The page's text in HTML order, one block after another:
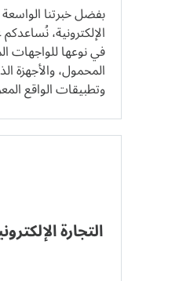
بفضل خبرتنا
الإلكترونية،
في نوعها للواجهات
المحمول، والأجهزة
وتطبيقات الواقع
التجارة